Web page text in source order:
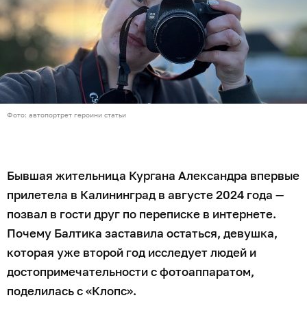
Фото: автопортрет героини статьи
Бывшая жительница Кургана Александра впервые
прилетела в Калининград в августе 2024 года —
позвал в гости друг по переписке в интернете.
Почему Балтика заставила остаться, девушка,
которая уже второй год исследует людей и
достопримечательности с фотоаппаратом,
поделилась с «Клопс».